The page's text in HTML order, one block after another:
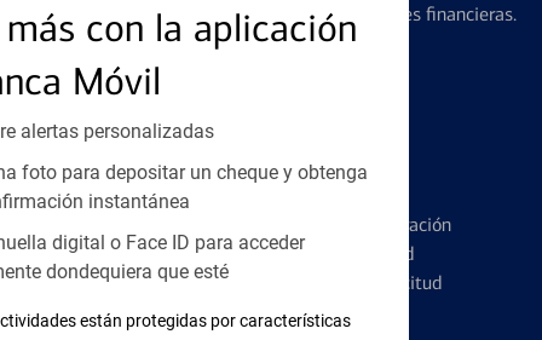
con la aplicación
Móvil
alertas personalizadas
foto para depositar un cheque y obtenga
instantánea
digital o Face ID para acceder
dondequiera que esté
están protegidas por características
diseñados para ayudar con todas sus necesidades financieras.
Tarjetas de Crédito
Conozca los pormenores de la administración
de tarjetas de crédito y la identidad
financiera antes de presentar una solicitud